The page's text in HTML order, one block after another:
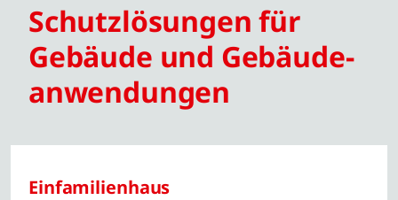
Schutzlösungen für
Gebäude und Gebäude­
anwendungen
Einfamilienhaus